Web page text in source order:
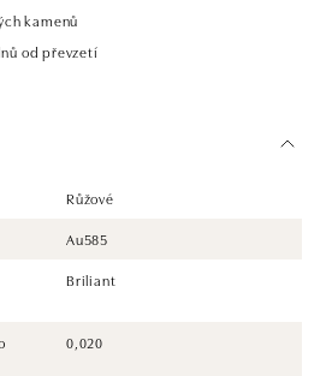
kamenů
od převzetí
Růžové
Au585
Briliant
0,020